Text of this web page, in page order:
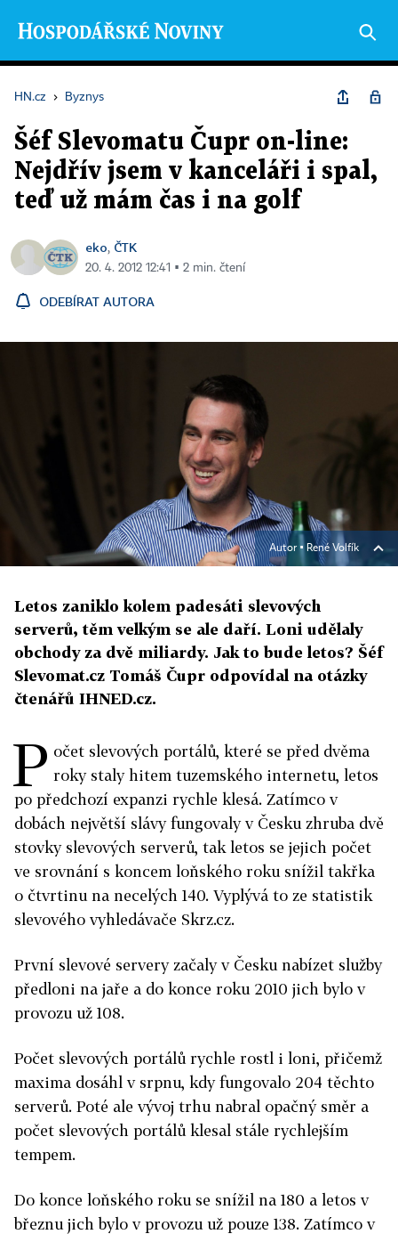
HN.cz › Byznys
Šéf Slevomatu Čupr on-line:
Nejdřív jsem v kanceláři i spal,
teď už mám čas i na golf
eko, ČTK
20. 4. 2012 12:41 ▪ 2 min. čtení
ODEBÍRAT AUTORA
Autor ▪ René Volfík
Letos zaniklo kolem padesáti slevových
serverů, těm velkým se ale daří. Loni udělaly
obchody za dvě miliardy. Jak to bude letos? Šéf
Slevomat.cz Tomáš Čupr odpovídal na otázky
čtenářů IHNED.cz.
P očet slevových portálů, které se před dvěma
roky staly hitem tuzemského internetu, letos
po předchozí expanzi rychle klesá. Zatímco v
dobách největší slávy fungovaly v Česku zhruba dvě
stovky slevových serverů, tak letos se jejich počet
ve srovnání s koncem loňského roku snížil takřka
o čtvrtinu na necelých 140. Vyplývá to ze statistik
slevového vyhledávače Skrz.cz.
První slevové servery začaly v Česku nabízet služby
předloni na jaře a do konce roku 2010 jich bylo v
provozu už 108.
Počet slevových portálů rychle rostl i loni, přičemž
maxima dosáhl v srpnu, kdy fungovalo 204 těchto
serverů. Poté ale vývoj trhu nabral opačný směr a
počet slevových portálů klesal stále rychlejším
tempem.
Do konce loňského roku se snížil na 180 a letos v
březnu jich bylo v provozu už pouze 138. Zatímco v